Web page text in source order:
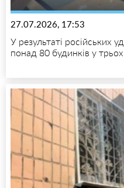
27.07.2026, 17:53
У результаті російських
понад 80 будинків у